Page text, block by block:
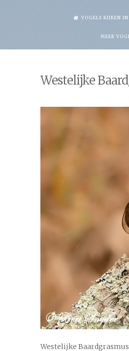
VOGELS KIJKEN
MEER
Westelijke
Westelijke